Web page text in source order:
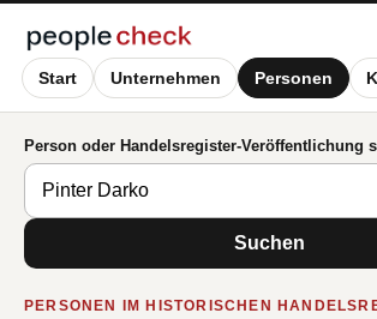
Start Unternehmen Personen
Person oder Handelsregister-Veröffentlichung
Suchen
PERSONEN IM HISTORISCHEN